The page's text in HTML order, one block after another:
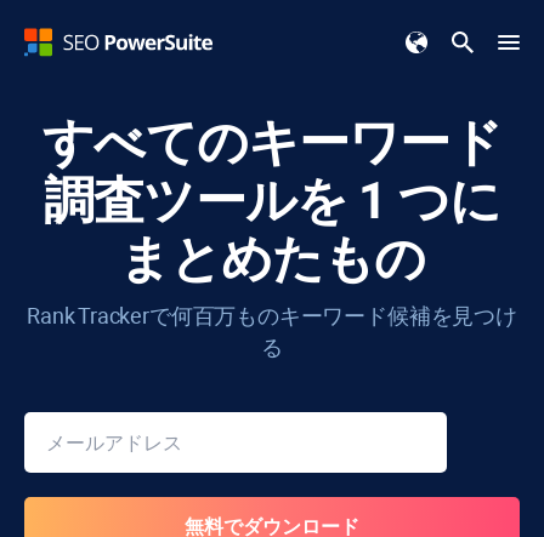
すべてのキーワード
調査ツールを 1 つに
まとめたもの
Rank Trackerで何百万ものキーワード候補を見つけ
る